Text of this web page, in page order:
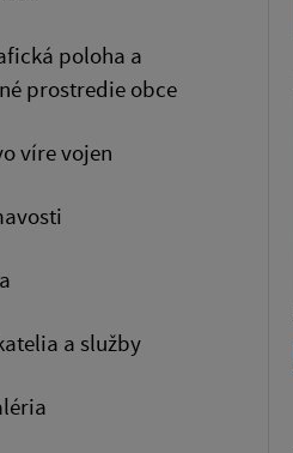
poloha a
prostredie obce
víre vojen
a služby